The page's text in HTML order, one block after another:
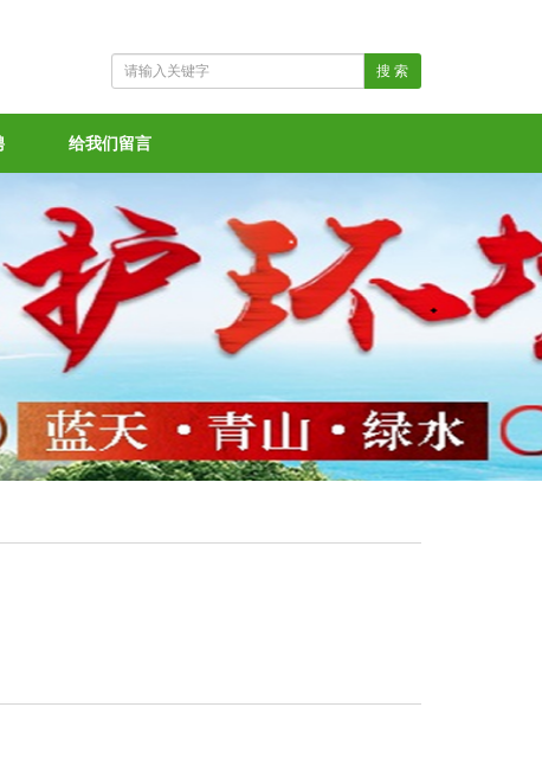
搜 索
给我们留言